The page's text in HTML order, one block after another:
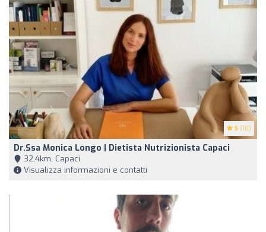
5 (10)
Dr.ssa Monica Longo | Dietista Nutrizionista Capaci
32,4km, Capaci
Visualizza informazioni e contatti